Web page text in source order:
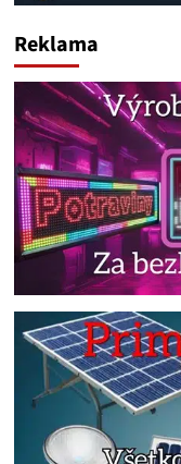
Reklama